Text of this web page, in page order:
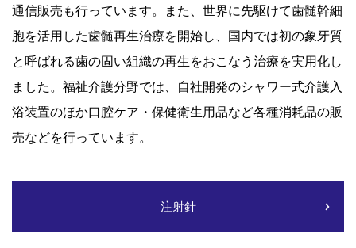
通信販売も行っています。また、世界に先駆けて歯髄幹細
胞を活用した歯髄再生治療を開始し、国内では初の象牙質
と呼ばれる歯の固い組織の再生をおこなう治療を実用化し
ました。福祉介護分野では、自社開発のシャワー式介護入
浴装置のほか口腔ケア・保健衛生用品など各種消耗品の販
売などを行っています。
注射針